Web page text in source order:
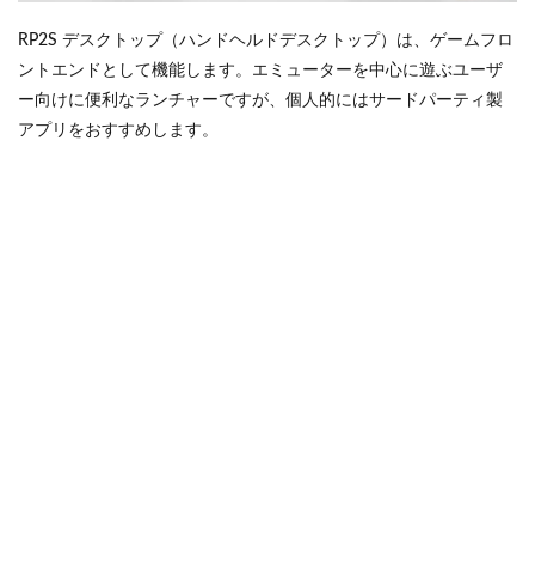
RP2S デスクトップ（ハンドヘルドデスクトップ）は、ゲームフロ
ントエンドとして機能します。エミューターを中心に遊ぶユーザ
ー向けに便利なランチャーですが、個人的にはサードパーティ製
アプリをおすすめします。